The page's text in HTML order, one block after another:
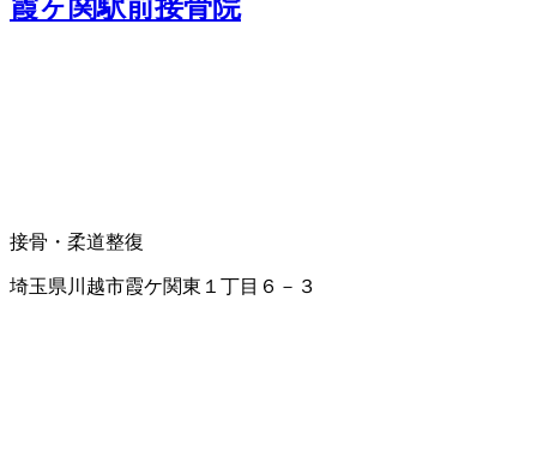
霞ヶ関駅前接骨院
接骨・柔道整復
埼玉県川越市霞ケ関東１丁目６－３